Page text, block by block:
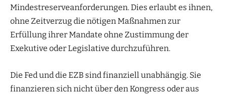
Mindestreserveanforderungen. Dies erlaubt es ihnen,
ohne Zeitverzug die nötigen Maßnahmen zur
Erfüllung ihrer Mandate ohne Zustimmung der
Exekutive oder Legislative durchzuführen.
Die Fed und die EZB sind finanziell unabhängig. Sie
finanzieren sich nicht über den Kongress oder aus